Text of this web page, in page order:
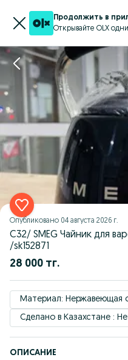
Продолжить в
Открывайте OLX
Опубликовано 04 августа 2026 г.
С32/ SMEG Чайник для
/sk152871
28 000 тг.
Материал: Нержавеющая
Сделано в Казахстане :
ОПИСАНИЕ